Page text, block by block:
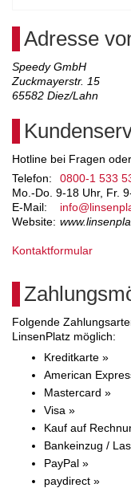
Adresse
Speedy GmbH
Zuckmayerstr. 15
65582 Diez/Lahn
Hotline bei Fragen
Telefon:
0800-1 533
Mo.-Do. 9-18 Uhr, Fr.
E-Mail:
Website:
Kontaktformular
Folgende
LinsenPlatz möglich:
Kreditkarte »
American
Mastercard »
Visa »
Kauf auf
Bankeinzug /
PayPal »
paydirect »